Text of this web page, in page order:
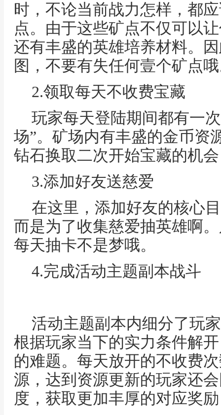
时，不论当前战力怎样，都
点。由于这些矿点不仅可以
还有丰盛的英雄培养材料。
图，不要有失任何壹个矿点
2.领取每天不收费宝藏
玩家每天登陆期间都有一
场”。矿场内有丰盛的金币资
钻石换取二次开始宝藏的机
3.添加好友送慈爱
在这里，添加好友的核心
而是为了收集慈爱抽英雄啊
每天抽卡不是梦哦。
4.完成活动主题副本战斗
活动主题副本内细分了玩
根据玩家当下的实力条件解
的难题。每天放开的不收费
源，达到资源更新的玩家还
度，获取更加丰厚的对应奖